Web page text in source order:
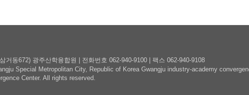
거동672) 광주산학융합원 | 전화번호 062-940-9100 | 팩스 062-940-9108
Special Metropolitan City, Republic of Korea Gwangju industry-academy
Center. All rights reserved.